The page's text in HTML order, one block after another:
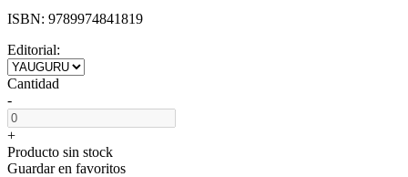
ISBN: 9789974841819
Editorial:
Cantidad
-
+
Producto sin stock
Guardar en favoritos